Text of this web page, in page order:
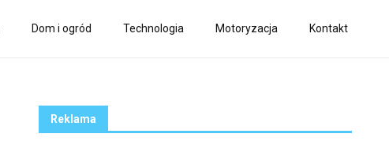
Dom i ogród Technologia Motoryzacja Kontakt
Reklama